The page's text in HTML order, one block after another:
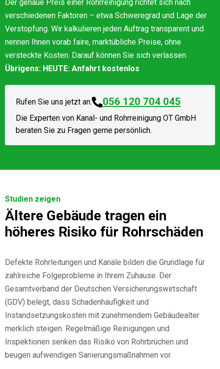
Der genaue Preis einer Rohrreinigung richtet sich nach
verschiedenen Faktoren – etwa Schweregrad und Lage der
Verstopfung. Wir kalkulieren jeden Auftrag transparent und
nennen Ihnen vorab faire, marktübliche Preise, ohne
versteckte Kosten. Darauf können Sie sich verlassen.
Übrigens: HEUTE: Anfahrt kostenlos
Rufen Sie uns jetzt an: 056 120 704 045
Die Experten von Kanal- und Rohrreinigung OT GmbH
beraten Sie zu Fragen gerne persönlich.
Studien zeigen
Ältere Gebäude tragen ein
höheres Risiko für Rohrschäden
Defekte Rohrleitungen und Kanäle bilden die Grundlage für
zahlreiche Folgeprobleme in Ihrem Zuhause. Der
Gesamtverband der Deutschen Versicherungswirtschaft
(GDV) belegt, dass Schadenhäufigkeit und
Instandsetzungskosten mit zunehmendem Gebäudealter
merklich steigen. Regelmäßige Reinigungen und
Inspektionen senken das Risiko von Rohrbrüchen und
beugen aufwendigen Sanierungsmaßnahmen vor.